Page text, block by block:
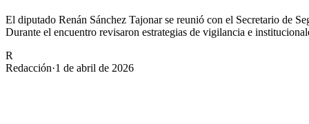
El diputado Renán Sánchez Tajonar se reunió con el Secretario de
Durante el encuentro revisaron estrategias de vigilancia e
R
Redacción·1 de abril de 2026